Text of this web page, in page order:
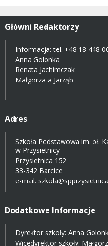
Główni Redaktorzy
Informacja: tel. +48 18 448
Anna Golonka
Renata Jachimczak
Małgorzata Jarząb
Adres
Szkoła Podstawowa im. bł.
w Przysietnicy
Przysietnica 152
33-342 Barcice
e-mail:
Dodatkowe Informacje
Dyrektor szkoły: Anna
Wicedyrektor szkoły: